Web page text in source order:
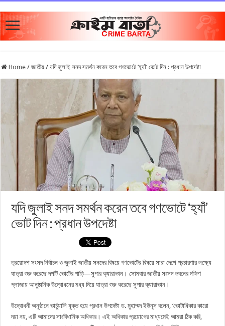
Home / জাতীয় / যদি জুলাই সনদ সমর্থন করেন তবে গণভোটে ‘হ‍্যাঁ’ ভোট দিন : প্রধান উপদেষ্টা
যদি জুলাই সনদ সমর্থন করেন তবে গণভোটে ‘হ‍্যাঁ’
ভোট দিন : প্রধান উপদেষ্টা
ত্রয়োদশ সংসদ নির্বাচন ও জুলাই জাতীয় সনদের বিষয়ে গণভোটের বিষয়ে সারা দেশে প্রচারণার লক্ষ্যে
যাত্রা শুরু করেছে দশটি ভোটের গাড়ি—সুপার ক্যারাভান। সোমবার জাতীয় সংসদ ভবনের দক্ষিণ
প্লাজায় আনুষ্ঠানিক উদ্বোধনের মধ্য দিয়ে যাত্রা শুরু করেছে সুপার ক‍্যারাভান।
উদ্বোধনী অনুষ্ঠানে ভার্চুয়ালি যুক্ত হয়ে প্রধান উপদেষ্টা ড. মুহাম্মদ ইউনূস বলেন, ‘ভোটাধিকার কারো
দয়া নয়, এটি আমাদের সাংবিধানিক অধিকার। এই অধিকার প্রয়োগের মাধ্যমেই আমরা ঠিক করি,